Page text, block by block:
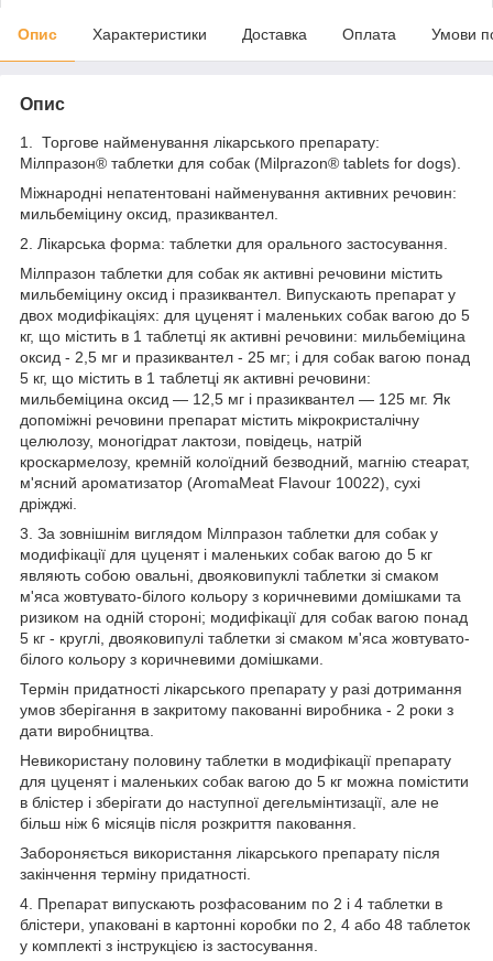
Опис Характеристики Доставка Оплата Умови
Опис
1. Торгове найменування лікарського препарату:
Мілпразон® таблетки для собак (Milprazon® tablets for dogs).
Міжнародні непатентовані найменування активних речовин:
мильбеміцину оксид, празиквантел.
2. Лікарська форма: таблетки для орального застосування.
Мілпразон таблетки для собак як активні речовини містить
мильбеміцину оксид і празиквантел. Випускають препарат у
двох модифікаціях: для цуценят і маленьких собак вагою до 5
кг, що містить в 1 таблетці як активні речовини: мильбеміцина
оксид - 2,5 мг и празиквантел - 25 мг; і для собак вагою понад
5 кг, що містить в 1 таблетці як активні речовини:
мильбеміцина оксид — 12,5 мг і празиквантел — 125 мг. Як
допоміжні речовини препарат містить мікрокристалічну
целюлозу, моногідрат лактози, повідець, натрій
кроскармелозу, кремній колоїдний безводний, магнію стеарат,
м'ясний ароматизатор (AromaMeat Flavour 10022), сухі
дріжджі.
3. За зовнішнім виглядом Мілпразон таблетки для собак у
модифікації для цуценят і маленьких собак вагою до 5 кг
являють собою овальні, двояковипуклі таблетки зі смаком
м'яса жовтувато-білого кольору з коричневими домішками та
ризиком на одній стороні; модифікації для собак вагою понад
5 кг - круглі, двояковипулі таблетки зі смаком м'яса жовтувато-
білого кольору з коричневими домішками.
Термін придатності лікарського препарату у разі дотримання
умов зберігання в закритому пакованні виробника - 2 роки з
дати виробництва.
Невикористану половину таблетки в модифікації препарату
для цуценят і маленьких собак вагою до 5 кг можна помістити
в блістер і зберігати до наступної дегельмінтизації, але не
більш ніж 6 місяців після розкриття паковання.
Забороняється використання лікарського препарату після
закінчення терміну придатності.
4. Препарат випускають розфасованим по 2 і 4 таблетки в
блістери, упаковані в картонні коробки по 2, 4 або 48 таблеток
у комплекті з інструкцією із застосування.